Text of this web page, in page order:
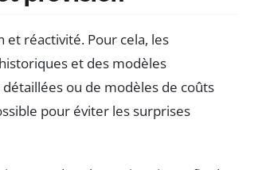
et réactivité. Pour cela, les
et des modèles
détaillées ou de modèles de coûts
pour éviter les surprises